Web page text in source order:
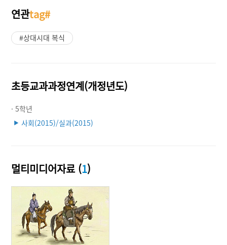
연관tag#
#상대시대 복식
초등교과과정연계(개정년도)
· 5학년
▶ 사회(2015)/실과(2015)
멀티미디어자료 (1)